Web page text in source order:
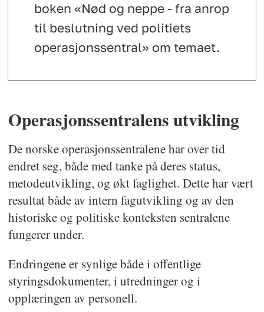
boken «Nød og neppe - fra anrop
til beslutning ved politiets
operasjonssentral» om temaet.
Operasjonssentralens utvikling
De norske operasjonssentralene har over tid
endret seg, både med tanke på deres status,
metodeutvikling, og økt faglighet. Dette har vært
resultat både av intern fagutvikling og av den
historiske og politiske konteksten sentralene
fungerer under.
Endringene er synlige både i offentlige
styringsdokumenter, i utredninger og i
opplæringen av personell.